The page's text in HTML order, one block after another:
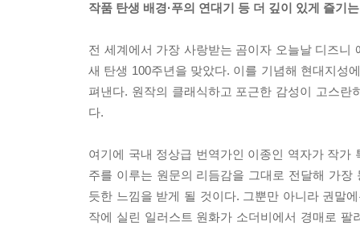
작품 탄생 배경·푸의 연대기 등 더 깊이 있게 즐기
전 세계에서 가장 사랑받는 곰이자 오늘날 디즈
새 탄생 100주년을 맞았다. 이를 기념해 현대지성
펴낸다. 원작의 클래식하고 포근한 감성이 고스
다.
여기에 국내 정상급 번역가인 이종인 역자가 작
주를 이루는 원문의 리듬감을 그대로 전달해 가
듯한 느낌을 받게 될 것이다. 그뿐만 아니라 권말
작에 실린 일러스트 원화가 소더비에서 경매로